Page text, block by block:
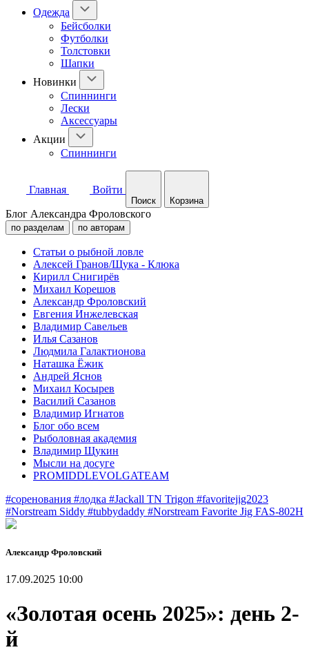
Одежда
Бейсболки
Футболки
Толстовки
Шапки
Новинки
Спиннинги
Лески
Аксессуары
Акции
Спиннинги
Главная Войти
Поиск Корзина
Блог Александра Фроловского
по разделам по авторам
Статьи о рыбной ловле
Алексей Гранов/Щука - Клюка
Кирилл Снигирёв
Михаил Корешов
Александр Фроловский
Евгения Инжелевская
Владимир Савельев
Илья Сазанов
Людмила Галактионова
Наташка Ёжик
Андрей Яснов
Михаил Косырев
Василий Сазанов
Владимир Игнатов
Блог обо всем
Рыболовная академия
Владимир Щукин
Мысли на досуге
PROMIDDLEVOLGATEAM
#соренования #лодка #Jackall TN Trigon #favoritejig2023
#Norstream Siddy #tubbydaddy #Norstream Favorite Jig FAS-802H
Александр Фроловский
17.09.2025 10:00
«Золотая осень 2025»: день 2-
й